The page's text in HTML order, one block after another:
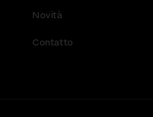
Novità
Contatto